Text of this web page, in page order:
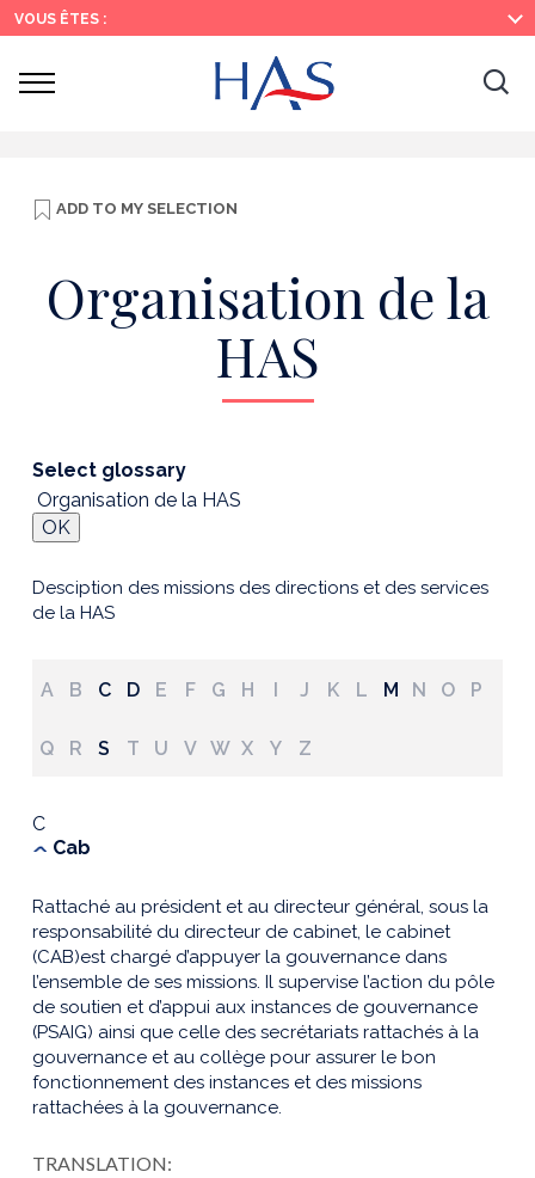
Search
Main
Menu
Main
Content
VOUS ÊTES :
Ouvrir
ADD TO MY SELECTION
Organisation de la
HAS
Select glossary
Desciption des missions des directions et des services
de la HAS
A B C D E F G H I J K L M N O P
Q R S T U V W X Y Z
C
Cab
Rattaché au président et au directeur général, sous la
responsabilité du directeur de cabinet, le cabinet
(CAB)est chargé d’appuyer la gouvernance dans
l’ensemble de ses missions. Il supervise l’action du pôle
de soutien et d’appui aux instances de gouvernance
(PSAIG) ainsi que celle des secrétariats rattachés à la
gouvernance et au collège pour assurer le bon
fonctionnement des instances et des missions
rattachées à la gouvernance.
TRANSLATION: